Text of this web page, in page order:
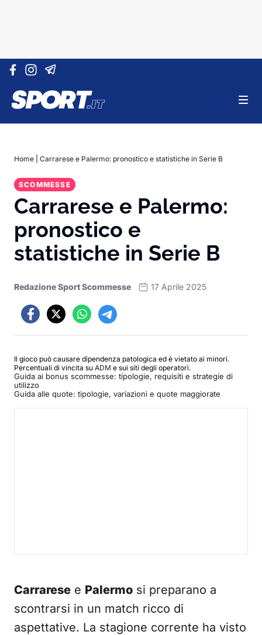
Vai al contenuto
Home Carrarese e Palermo: pronostico e statistiche in Serie B
SCOMMESSE
Carrarese e Palermo:
pronostico e
statistiche in Serie B
Redazione Sport Scommesse 17 Aprile 2025
Il gioco può causare dipendenza patologica ed è vietato ai minori.
Percentuali di vincita su ADM e sui siti degli operatori.
Guida ai bonus scommesse: tipologie, requisiti e strategie di
utilizzo
Guida alle quote: tipologie, variazioni e quote maggiorate
Carrarese e Palermo si preparano a
scontrarsi in un match ricco di
aspettative. La stagione corrente ha visto